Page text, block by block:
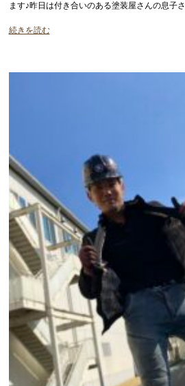
ます♪昨日は付き合いのある塗装屋さんの息子さ
続きを読む